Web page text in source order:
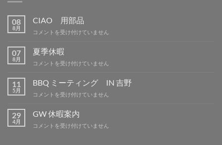
08
8月
CIAO 用部品
CIAO
部
品
は
コメントを受け付けていません
07
8月
夏季休暇
夏
休
暇
は
コメントを受け付けていません
11
5月
BBQ ミーティング IN 吉野
BBQ
ー
テ
ィ
コメントを受け付けていません
29
4月
GW 休暇案内
GW
コメントを受け付けていません